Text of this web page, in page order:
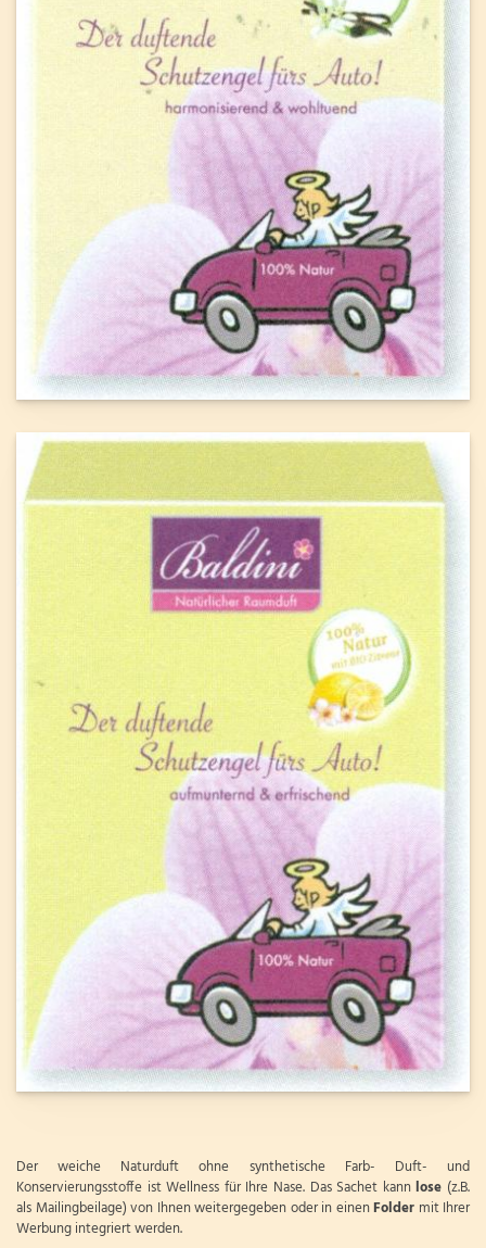
Der weiche Naturduft ohne synthetische Farb- Duft- und
Konservierungsstoffe ist Wellness für Ihre Nase. Das Sachet kannlose (z.B.
als Mailingbeilage) von Ihnen weitergegeben oder in einenFolder mit Ihrer
Werbung integriert werden.